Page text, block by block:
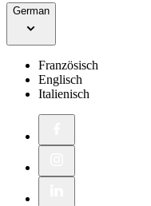
German
Französisch
Englisch
Italienisch